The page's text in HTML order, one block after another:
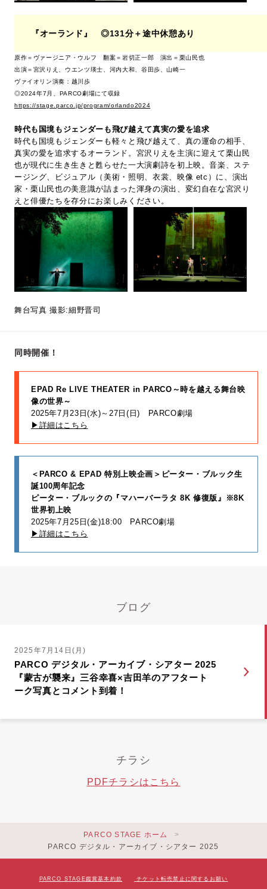
『オーランド』 ◎131分＋途中休憩あり
原作＝ヴァージニア・ウルフ 翻案＝岩切正一郎 演出＝栗山民也
出演＝宮沢りえ、ウエンツ瑛士、河内大和、谷田歩、山崎一
ヴァイオリン演奏：越川歩
◎2024年7月、PARCO劇場にて収録
https://stage.parco.jp/program/orlando2024
時代も国境もジェンダーも飛び越えて真実の愛を追求
時代も国境もジェンダーも軽々と飛び越えて、真の運命の相手、
真実の愛を追求するオーランド。宮沢りえを主演に迎えて栗山民
也が現代に生き生きと甦らせた一大演劇詩を初上映。音楽、ステ
ージング、ビジュアル（美術・照明、衣裳、映像 etc）に、演出
家・栗山民也の美意識が詰まった渾身の演出、変幻自在な宮沢り
えと俳優たちを存分にお楽しみください。
舞台写真 撮影:細野晋司
同時開催！
EPAD Re LIVE THEATER in PARCO～時を越える舞台映
像の世界～
2025年7月23日(水)～27日(日) PARCO劇場
▶︎詳細はこちら
＜PARCO & EPAD 特別上映企画＞ピーター・ブルック生
誕100周年記念
ピーター・ブルックの『マハーバーラタ 8K 修復版』※8K
世界初上映
2025年7月25日(金)18:00 PARCO劇場
▶︎詳細はこちら
ブログ
2025年7月14日(月)
PARCO デジタル・アーカイブ・シアター 2025
『蒙古が襲来』三谷幸喜×吉田羊のアフタート
ーク写真とコメント到着！
チラシ
PDFチラシはこちら
PARCO STAGE ホーム
PARCO デジタル・アーカイブ・シアター 2025
PARCO STAGE鑑賞基本約款 チケット転売禁止に関するお願い